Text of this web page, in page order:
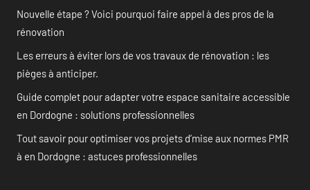
Nouvelle étape ? Voici pourquoi faire appel à des pros de la
rénovation
Les erreurs à éviter lors de vos travaux de rénovation : les
pièges à anticiper.
Guide complet pour adapter votre espace sanitaire accessible
en Dordogne : solutions professionnelles
Tout savoir pour optimiser vos projets d’mise aux normes PMR
à en Dordogne : astuces professionnelles